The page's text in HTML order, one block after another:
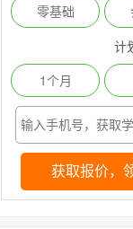
零基础
计
1个月
获取报价，